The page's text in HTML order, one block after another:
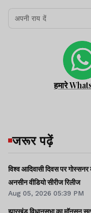
हमारे
जरूर पढ़ें
विश्व आदिवासी दिवस पर
अनसीन वीडियो सीरीज रिलीज
Aug 05, 2026 05:39 PM